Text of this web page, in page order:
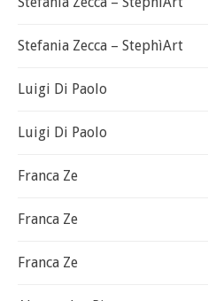
Stefania Zecca – StephìArt
Luigi Di Paolo
Luigi Di Paolo
Franca Ze
Franca Ze
Franca Ze